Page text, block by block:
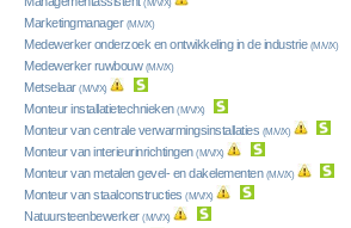
(M/V/X)
Marketingmanager (M/V/X)
Medewerker onderzoek en ontwikkeling in de industrie (M/V/X)
Medewerker ruwbouw (M/V/X)
Metselaar (M/V/X)
Monteur installatietechnieken (M/V/X)
Monteur van centrale verwarmingsinstallaties (M/V/X)
Monteur van interieurinrichtingen (M/V/X)
Monteur van metalen gevel- en dakelementen (M/V/X)
Monteur van staalconstructies (M/V/X)
Natuursteenbewerker (M/V/X)